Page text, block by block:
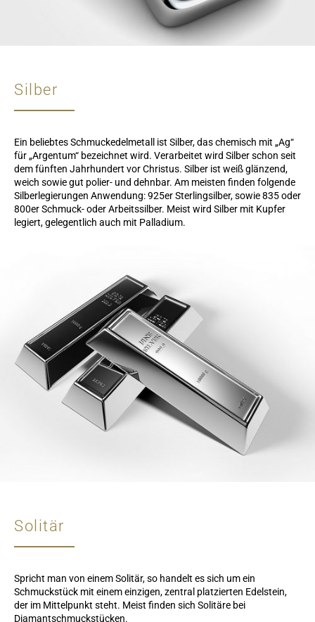
Silber
Ein beliebtes Schmuckedelmetall ist Silber, das chemisch mit „Ag“
für „Argentum“ bezeichnet wird. Verarbeitet wird Silber schon seit
dem fünften Jahrhundert vor Christus. Silber ist weiß glänzend,
weich sowie gut polier- und dehnbar. Am meisten finden folgende
Silberlegierungen Anwendung: 925er Sterlingsilber, sowie 835 oder
800er Schmuck- oder Arbeitssilber. Meist wird Silber mit Kupfer
legiert, gelegentlich auch mit Palladium.
Solitär
Spricht man von einem Solitär, so handelt es sich um ein
Schmuckstück mit einem einzigen, zentral platzierten Edelstein,
der im Mittelpunkt steht. Meist finden sich Solitäre bei
Diamantschmuckstücken.